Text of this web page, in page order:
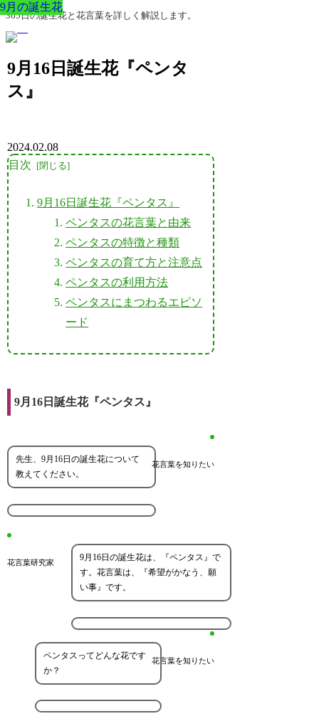
365日の誕生花と花言葉を詳しく解説します。
9月16日誕生花『ペンタ
ス』
9月の誕生花
2024.02.08
目次
9月16日誕生花『ペンタス』
ペンタスの花言葉と由来
ペンタスの特徴と種類
ペンタスの育て方と注意点
ペンタスの利用方法
ペンタスにまつわるエピソ
ード
9月16日誕生花『ペンタス』
花言葉を知りたい
先生、9月16日の誕生花について
教えてください。
花言葉研究家
9月16日の誕生花は、『ペンタス』で
す。花言葉は、『希望がかなう、願
い事』です。
花言葉を知りたい
ペンタスってどんな花です
か？
9月の誕生花
9月の誕生花
9月の誕生花
9月の誕生花
9月の誕生花
9月の誕生花